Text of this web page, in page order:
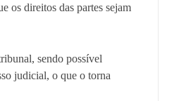
os direitos das partes sejam
sendo possível
judicial, o que o torna